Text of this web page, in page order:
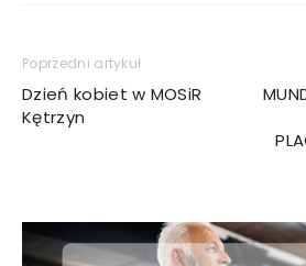
Poprzedni artykuł
Dzień kobiet w MOSiR
Kętrzyn